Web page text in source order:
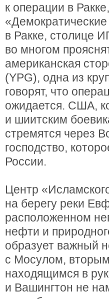
к операции в
в Ракке, столице
во многом
американская
(YPG), одна из
говорят, что
ожидается. США,
и шиитским
стремятся через
господство,
России.
Центр
на берегу реки
расположенном
нефти и
образует важный
с Мосулом,
находящимся в
и Вашингтон не